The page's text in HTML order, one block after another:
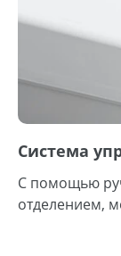
Система
С помощью
отделением,